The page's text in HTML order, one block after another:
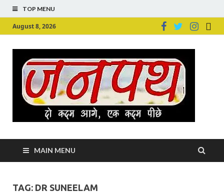
TOP MENU
August 8, 2026
MAIN MENU
TAG: DR SUNEELAM